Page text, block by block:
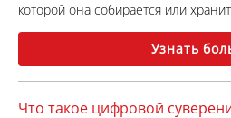
которой она собирается или
Узнать
Что такое цифровой